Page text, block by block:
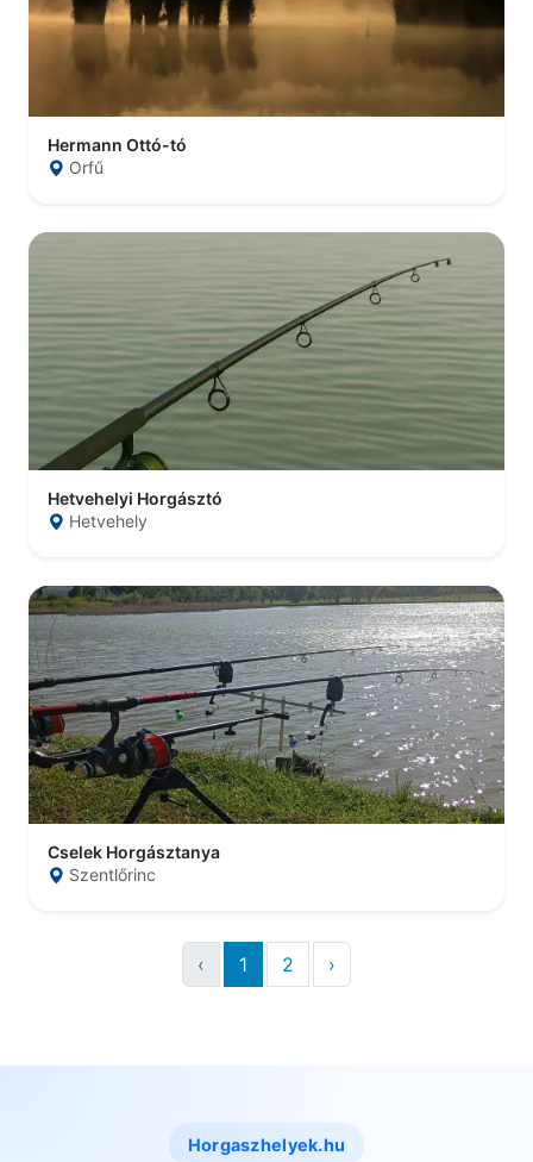
Hermann Ottó-tó
Orfű
Hetvehelyi Horgásztó
Hetvehely
Cselek Horgásztanya
Szentlőrinc
‹ 1 2 ›
Horgaszhelyek.hu